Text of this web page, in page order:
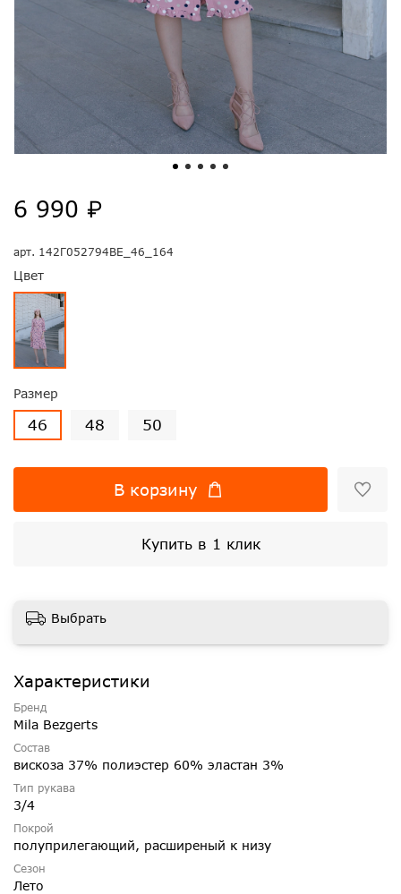
арт. 142Г052794ВЕ_46_164
Цвет
Размер
46 48 50
6 990 ₽
В корзину
Купить в 1 клик
Выбрать
Характеристики
Бренд
Mila Bezgerts
Состав
вискоза 37% полиэстер 60% эластан 3%
Тип рукава
3/4
Покрой
полуприлегающий, расширеный к низу
Сезон
Лето